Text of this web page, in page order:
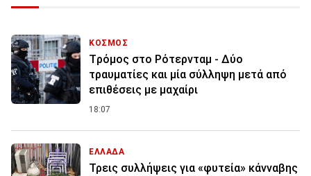
ΚΟΣΜΟΣ
Tρόμος στο Ρότερνταμ - Δύο
τραυματίες και μία σύλληψη μετά από
επιθέσεις με μαχαίρι
18:07
ΕΛΛΑΔΑ
Τρεις συλλήψεις για «φυτεία» κάνναβης